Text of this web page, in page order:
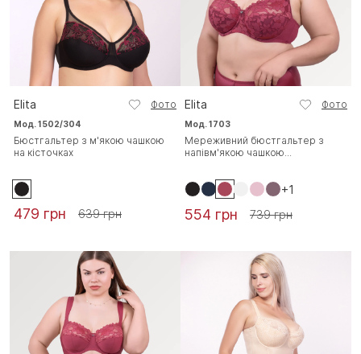
Elita Фото
Мод. 1502/304
Бюстгальтер з м'якою чашкою
на кісточках
479 грн 639 грн
Elita Фото
Мод. 1703
Мереживний бюстгальтер з
напівм'якою чашкою...
+1
554 грн 739 грн